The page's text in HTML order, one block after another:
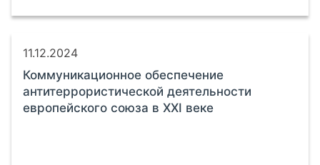
11.12.2024
Коммуникационное обеспечение
антитеррористической деятельности
европейского союза в XXI веке